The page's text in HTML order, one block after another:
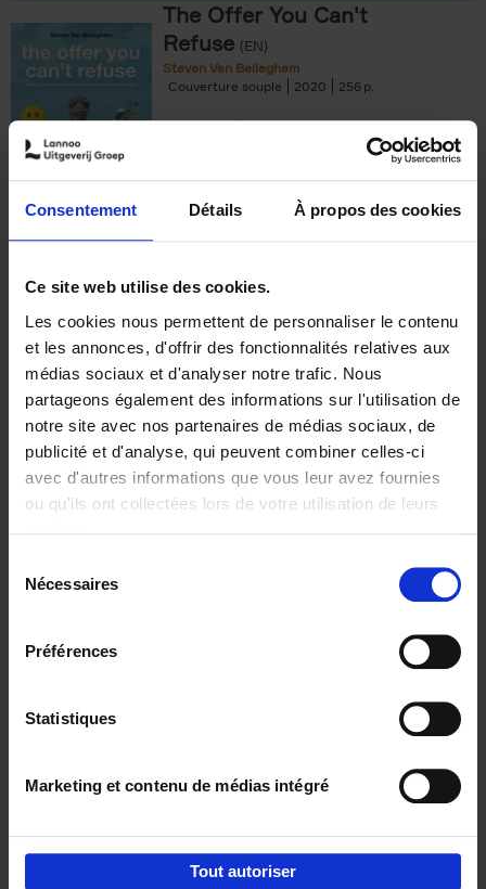
Consentement Détails À propos des cookies
Ce site web utilise des cookies.
Les cookies nous permettent de personnaliser le contenu
et les annonces, d'offrir des fonctionnalités relatives aux
médias sociaux et d'analyser notre trafic. Nous
partageons également des informations sur l'utilisation de
notre site avec nos partenaires de médias sociaux, de
publicité et d'analyse, qui peuvent combiner celles-ci
avec d'autres informations que vous leur avez fournies
ou qu'ils ont collectées lors de votre utilisation de leurs
Nécessaires
Préférences
Statistiques
Marketing et contenu de médias intégré
Tout autoriser
The Offer You Can't
Refuse (EN)
Steven Van Belleghem
Couverture souple
2020 256
€37,50
Building Bonds = Building
Business
Jochen Roef Jozefien De Feyter
Carolien Boom
Couverture souple
2025 200
€29,99
Digital marketing like a PRO -
completely revised edition (EN)